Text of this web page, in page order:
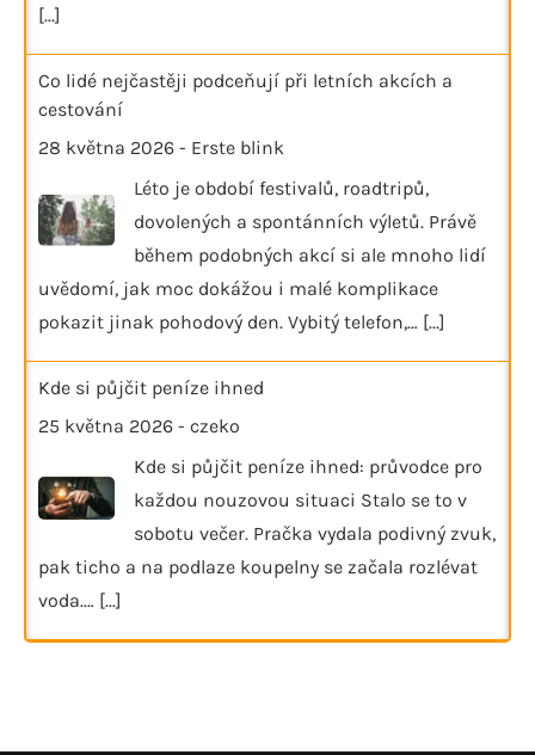
[...]
Co lidé nejčastěji podceňují při letních akcích a
cestování
28 května 2026 - Erste blink
Léto je období festivalů, roadtripů,
dovolených a spontánních výletů. Právě
během podobných akcí si ale mnoho lidí
uvědomí, jak moc dokážou i malé komplikace
pokazit jinak pohodový den. Vybitý telefon,… [...]
Kde si půjčit peníze ihned
25 května 2026 - czeko
Kde si půjčit peníze ihned: průvodce pro
každou nouzovou situaci Stalo se to v
sobotu večer. Pračka vydala podivný zvuk,
pak ticho a na podlaze koupelny se začala rozlévat
voda.… [...]